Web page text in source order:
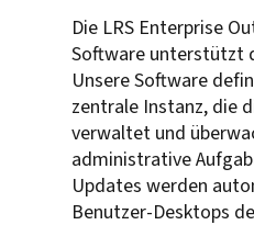
Die LRS Enterprise
Software unterstützt
Unsere Software
zentrale Instanz, die
verwaltet und
administrative
Updates werden
Benutzer-Desktops